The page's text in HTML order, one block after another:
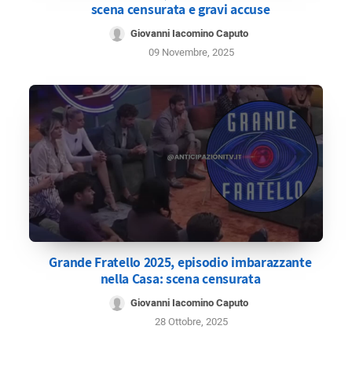
scena censurata e gravi accuse
Giovanni Iacomino Caputo
09 Novembre, 2025
Grande Fratello 2025, episodio imbarazzante
nella Casa: scena censurata
Giovanni Iacomino Caputo
28 Ottobre, 2025